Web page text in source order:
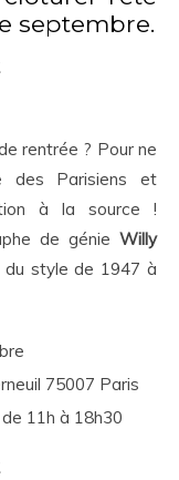
septembre.
rentrée ? Pour ne
des Parisiens et
à la source !
de génie Willy
style de 1947 à
75007 Paris
11h à 18h30